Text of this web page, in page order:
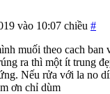
vào 10:07 chiều #
muối theo cach ban
ra thì một ít trung
Nếu rửa với la no
ơn chỉ dùm